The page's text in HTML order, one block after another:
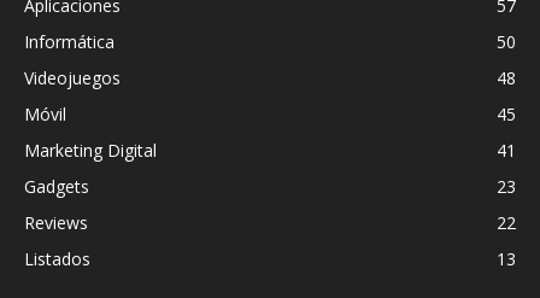
Aplicaciones
57
Informática
50
Videojuegos
48
Móvil
45
Marketing Digital
41
Gadgets
23
Reviews
22
Listados
13